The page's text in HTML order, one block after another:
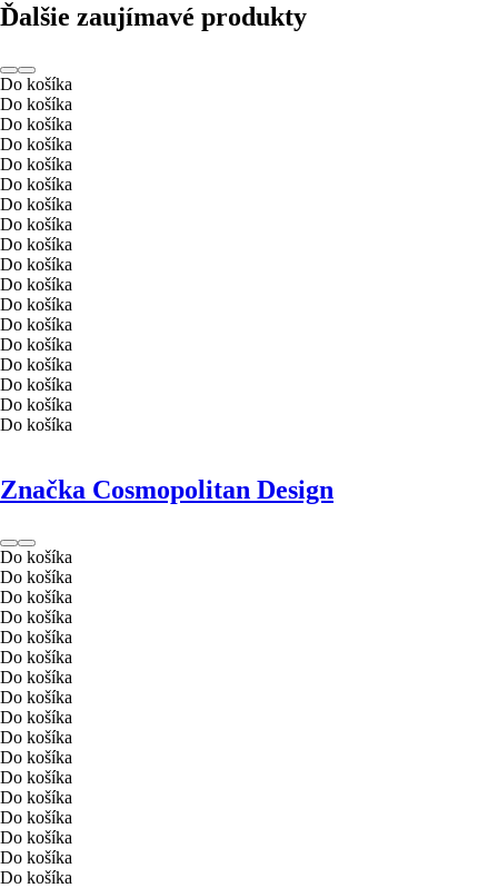
Ďalšie zaujímavé produkty
Do košíka
Do košíka
Do košíka
Do košíka
Do košíka
Do košíka
Do košíka
Do košíka
Do košíka
Do košíka
Do košíka
Do košíka
Do košíka
Do košíka
Do košíka
Do košíka
Do košíka
Do košíka
Značka Cosmopolitan Design
Do košíka
Do košíka
Do košíka
Do košíka
Do košíka
Do košíka
Do košíka
Do košíka
Do košíka
Do košíka
Do košíka
Do košíka
Do košíka
Do košíka
Do košíka
Do košíka
Do košíka